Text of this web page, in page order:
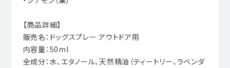
【商品詳細】
販売名：ドッグスプレー アウトドア用
内容量：50ml
全成分：水、エタノール、天然精油（ティートリー、ラベンダ